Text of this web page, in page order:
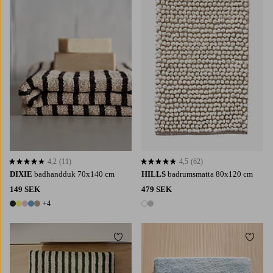
DIXIE badhandduk 70x140 cm
149 SEK
9 färger
+4
4,2 baserat på 11 st betyg
4,2 (11)
HILLS badrumsmatta 80x120 cm
479 SEK
2 färger
4,5 baserat på 62 st betyg
4,5 (62)
Lägg till i favoriter Lägg